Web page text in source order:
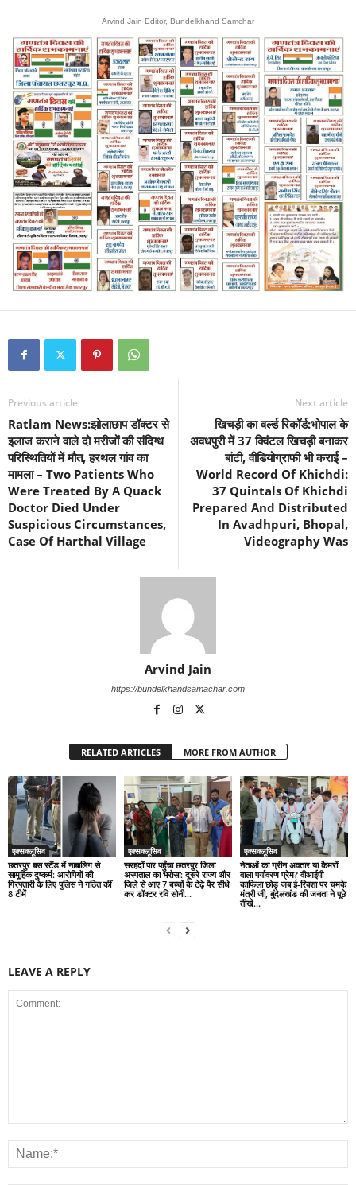
Arvind Jain Editor, Bundelkhand Samchar
Previous article
Ratlam News:झोलाछाप डॉक्टर से
इलाज कराने वाले दो मरीजों की संदिग्ध
परिस्थितियों में मौत, हरथल गांव का
मामला – Two Patients Who
Were Treated By A Quack
Doctor Died Under
Suspicious Circumstances,
Case Of Harthal Village
Next article
खिचड़ी का वर्ल्ड रिकॉर्ड:भोपाल के
अवधपुरी में 37 क्विंटल खिचड़ी बनाकर
बांटी, वीडियोग्राफी भी कराई –
World Record Of Khichdi:
37 Quintals Of Khichdi
Prepared And Distributed
In Avadhpuri, Bhopal,
Videography Was
Arvind Jain
https://bundelkhandsamachar.com
RELATED ARTICLES MORE FROM AUTHOR
एक्सक्लूसिव
छतरपुर बस स्टैंड में नाबालिग से
सामूहिक दुष्कर्म: आरोपियों की
गिरफ्तारी के लिए पुलिस ने गठित कीं
8 टीमें
एक्सक्लूसिव
सरहदों पार पहुँचा छतरपुर जिला
अस्पताल का भरोसा: दूसरे राज्य और
जिले से आए 7 बच्चों के टेढ़े पैर सीधे
कर डॉक्टर रवि सोनी...
एक्सक्लूसिव
नेताओं का ग्रीन अवतार या कैमरों
वाला पर्यावरण प्रेम? वीआईपी
काफिला छोड़ जब ई-रिक्शा पर चमके
मंत्री जी, बुंदेलखंड की जनता ने पूछे
तीखे...
LEAVE A REPLY